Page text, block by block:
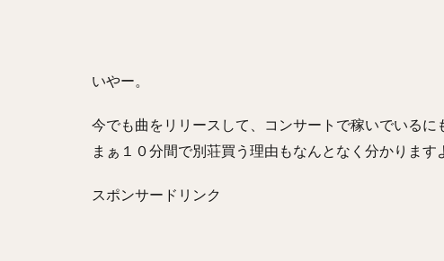
いやー。
今でも曲をリリースして、コンサートで稼いでいるに
まぁ１０分間で別荘買う理由もなんとなく分かります
スポンサードリンク